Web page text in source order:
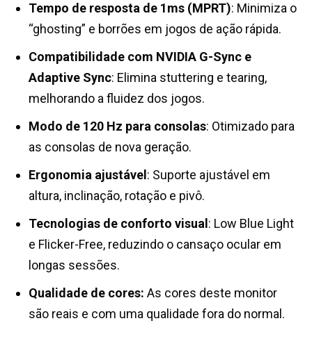
Tempo de resposta de 1ms (MPRT): Minimiza o
“ghosting” e borrões em jogos de ação rápida.
Compatibilidade com NVIDIA G-Sync e
Adaptive Sync: Elimina stuttering e tearing,
melhorando a fluidez dos jogos.
Modo de 120 Hz para consolas: Otimizado para
as consolas de nova geração.
Ergonomia ajustável : Suporte ajustável em
altura, inclinação, rotação e pivô.
Tecnologias de conforto visual : Low Blue Light
e Flicker-Free, reduzindo o cansaço ocular em
longas sessões.
Qualidade de cores: As cores deste monitor
são reais e com uma qualidade fora do normal.